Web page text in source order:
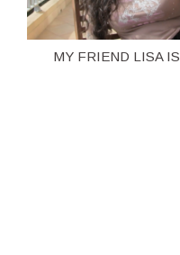
MY FRIEND LISA